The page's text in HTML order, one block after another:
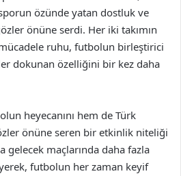
özünde yatan dostluk ve
önüne serdi. Her iki takımın
ruhu, futbolun birleştirici
dokunan özelliğini bir kez daha
heyecanını hem de Türk
önüne seren bir etkinlik niteliği
gelecek maçlarında daha fazla
futbolun her zaman keyif